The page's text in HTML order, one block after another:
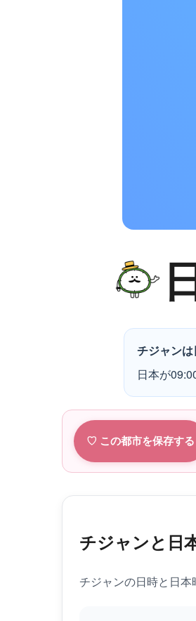
チジャンは
日本が
♡ この都市を保存する
チジャンと日
チジャンの日時と日本